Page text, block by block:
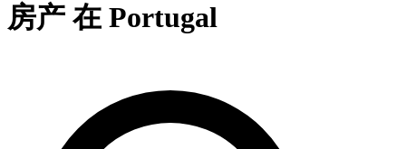
房产 在 Portugal